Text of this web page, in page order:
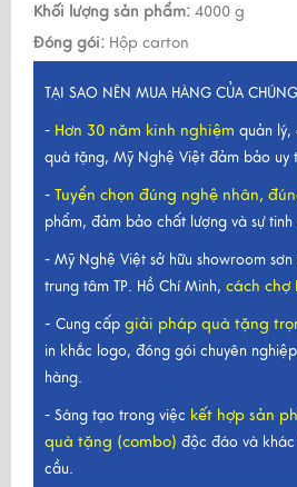
Khối lượng sản phẩm: 4000 g
Đóng gói: Hộp carton
TẠI SAO NÊN MUA HÀNG CỦA
- Hơn 30 năm kinh nghiệm quản lý,
quà tặng, Mỹ Nghệ Việt đảm bảo uy
- Tuyển chọn đúng nghệ nhân,
phẩm, đảm bảo chất lượng và sự
- Mỹ Nghệ Việt sở hữu showroom
trung tâm TP. Hồ Chí Minh, cách chợ
- Cung cấp giải pháp quà tặng
in khắc logo, đóng gói chuyên
hàng.
- Sáng tạo trong việc kết hợp sản
quà tặng (combo) độc đáo và
cầu.